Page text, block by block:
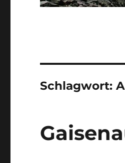
Schlagwort: